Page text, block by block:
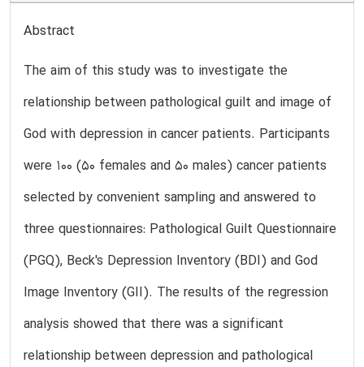
Abstract
The aim of this study was to investigate the
relationship between pathological guilt and image of
God with depression in cancer patients. Participants
were 100 (50 females and 50 males) cancer patients
selected by convenient sampling and answered to
three questionnaires: Pathological Guilt Questionnaire
(PGQ), Beck's Depression Inventory (BDI) and God
Image Inventory (GII). The results of the regression
analysis showed that there was a significant
relationship between depression and pathological